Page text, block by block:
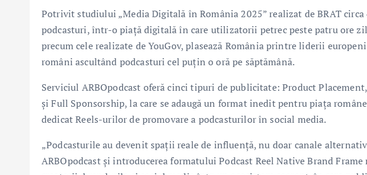
Potrivit studiului „Media Digitală în România 2025” realizat de BRAT
podcasturi, într-o piață digitală în care utilizatorii petrec peste patru ore
precum cele realizate de YouGov, plasează România printre liderii
români ascultând podcasturi cel puțin o oră pe săptămână.
Serviciul ARBOpodcast oferă cinci tipuri de publicitate: Product
și Full Sponsorship, la care se adaugă un format inedit pentru piața
dedicat Reels-urilor de promovare a podcasturilor în social media.
„Podcasturile au devenit spații reale de influență, nu doar canale
ARBOpodcast și introducerea formatului Podcast Reel Native Brand